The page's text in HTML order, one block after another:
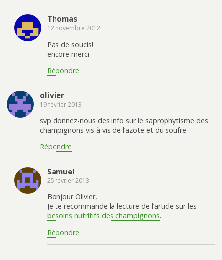
Thomas
12 novembre 2012
Pas de soucis!
encore merci
Répondre
olivier
19 février 2013
svp donnez-nous des info sur le saprophytisme des
champignons vis à vis de l’azote et du soufre
Répondre
Samuel
25 février 2013
Bonjour Olivier,
Je te recommande la lecture de l’article sur les
besoins nutritifs des champignons.
Répondre